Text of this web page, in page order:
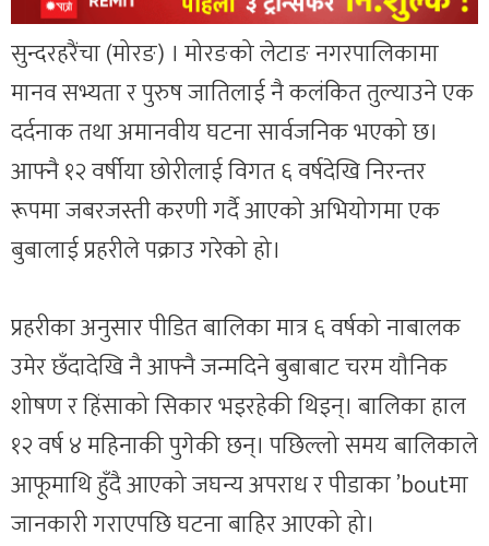
सुन्दरहरैंचा (मोरङ) । मोरङको लेटाङ नगरपालिकामा
मानव सभ्यता र पुरुष जातिलाई नै कलंकित तुल्याउने एक
दर्दनाक तथा अमानवीय घटना सार्वजनिक भएको छ।
आफ्नै १२ वर्षीया छोरीलाई विगत ६ वर्षदेखि निरन्तर
रूपमा जबरजस्ती करणी गर्दै आएको अभियोगमा एक
बुबालाई प्रहरीले पक्राउ गरेको हो।
प्रहरीका अनुसार पीडित बालिका मात्र ६ वर्षको नाबालक
उमेर छँदादेखि नै आफ्नै जन्मदिने बुबाबाट चरम यौनिक
शोषण र हिंसाको सिकार भइरहेकी थिइन्। बालिका हाल
१२ वर्ष ४ महिनाकी पुगेकी छन्। पछिल्लो समय बालिकाले
आफूमाथि हुँदै आएको जघन्य अपराध र पीडाका ’boutमा
जानकारी गराएपछि घटना बाहिर आएको हो।